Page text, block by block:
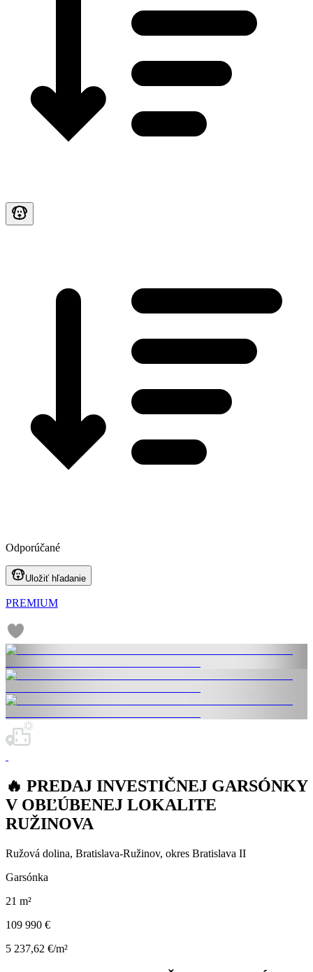
Odporúčané
Uložiť hľadanie
PREMIUM
🔥 PREDAJ INVESTIČNEJ GARSÓNKY
V OBĽÚBENEJ LOKALITE
RUŽINOVA
Ružová dolina, Bratislava-Ružinov, okres Bratislava II
Garsónka
21 m²
109 990 €
5 237,62 €/m²